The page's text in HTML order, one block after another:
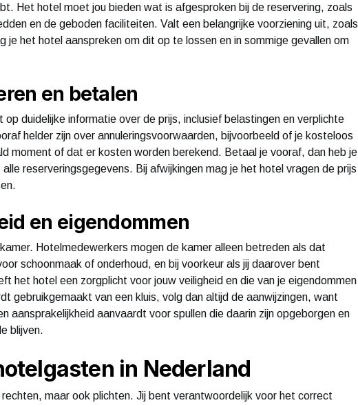
Het hotel moet jou bieden wat is afgesproken bij de reservering, zoals
en de geboden faciliteiten. Valt een belangrijke voorziening uit, zoals
je het hotel aanspreken om dit op te lossen en in sommige gevallen om
en betalen
op duidelijke informatie over de prijs, inclusief belastingen en verplichte
helder zijn over annuleringsvoorwaarden, bijvoorbeeld of je kosteloos
moment of dat er kosten worden berekend. Betaal je vooraf, dan heb je
reserveringsgegevens. Bij afwijkingen mag je het hotel vragen de prijs
en eigendommen
Hotelmedewerkers mogen de kamer alleen betreden als dat
schoonmaak of onderhoud, en bij voorkeur als jij daarover bent
het hotel een zorgplicht voor jouw veiligheid en die van je eigendommen
gebruikgemaakt van een kluis, volg dan altijd de aanwijzingen, want
aansprakelijkheid aanvaardt voor spullen die daarin zijn opgeborgen en
blijven.
in Nederland
rechten, maar ook plichten. Jij bent verantwoordelijk voor het correct